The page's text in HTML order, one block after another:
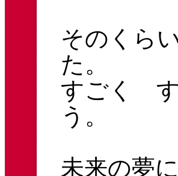
そのくら
た。
すごく す
う。
未来の夢